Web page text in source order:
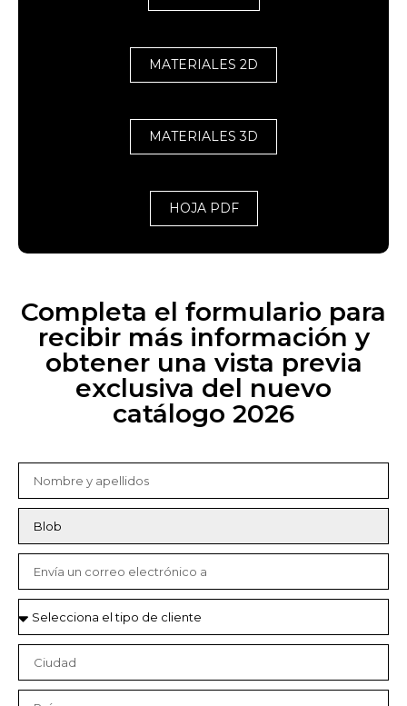
MATERIALES 2D
MATERIALES 3D
HOJA PDF
Completa el formulario para
recibir más información y
obtener una vista previa
exclusiva del nuevo
catálogo 2026